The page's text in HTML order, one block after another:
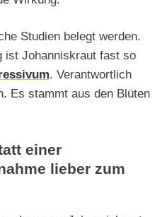
Studien belegt werden.
ist Johanniskraut fast so
. Verantwortlich
Es stammt aus den Blüten
einer
lieber zum